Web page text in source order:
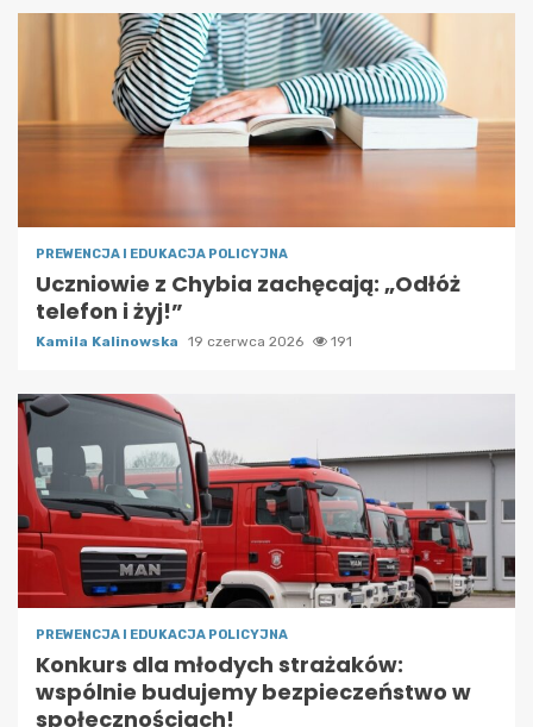
PREWENCJA I EDUKACJA POLICYJNA
Uczniowie z Chybia zachęcają: „Odłóż
telefon i żyj!”
Kamila Kalinowska 19 czerwca 2026 191
PREWENCJA I EDUKACJA POLICYJNA
Konkurs dla młodych strażaków:
wspólnie budujemy bezpieczeństwo w
społecznościach!